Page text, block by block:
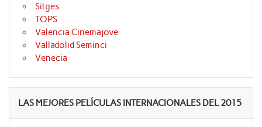
Sitges
TOPS
Valencia Cinemajove
Valladolid Seminci
Venecia
LAS MEJORES PELÍCULAS INTERNACIONALES DEL 2015